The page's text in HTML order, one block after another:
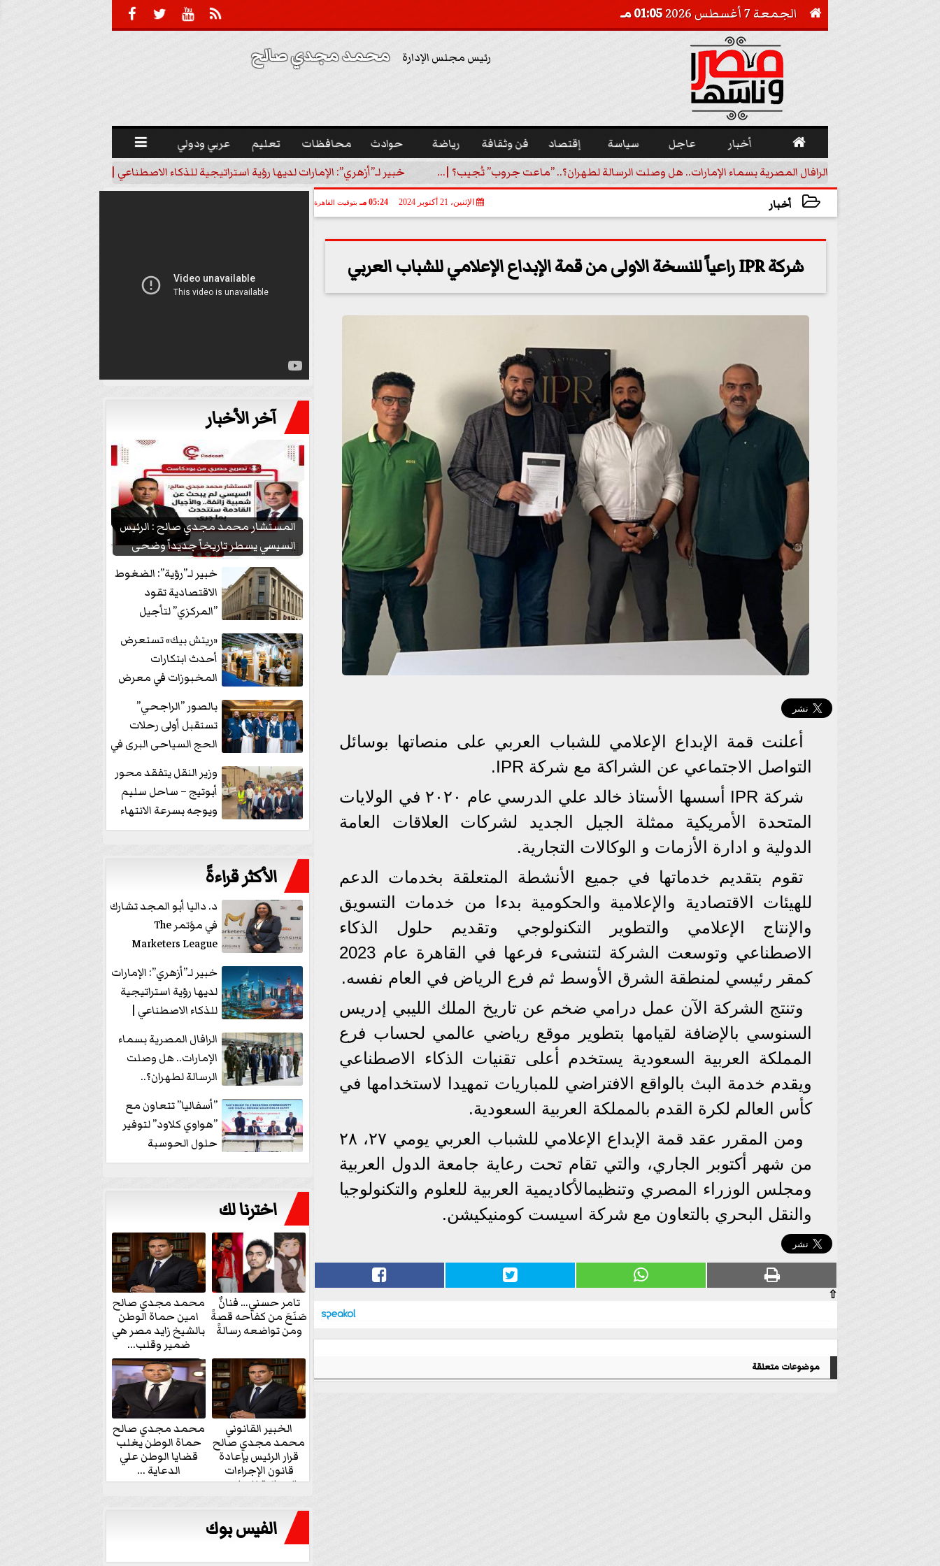
  

 الجمعة 7 أغسطس 2026 01:05 مـ
رئيس مجلس الإدارة محمد مجدي صالح
 أخبار عاجل سياسة إقتصاد فن وثقافة رياضة حوادث محافظات تعليم عربي ودولي 
الرافال المصرية بسماء الإمارات.. هل وصلت الرسالة لطهران؟.. ”ماعت جروب” تُجيب؟ |... خبير لـ”أزهري”: الإمارات لديها رؤية استراتيجية للذكاء الاصطناعي | فيديو
أخبار الإثنين، 21 أكتوبر 2024 05:24 مـ بتوقيت القاهرة
شركة IPR راعياً للنسخة الاولى من قمة الإبداع الإعلامي للشباب العربي
أعلنت قمة الإبداع الإعلامي للشباب العربي على منصاتھا بوسائل
التواصل الاجتماعي عن الشراكة مع شركة IPR.
شركة IPR أسسها الأستاذ خالد علي الدرسي عام ٢٠٢٠ في الولايات
المتحدة الأمريكية ممثلة الجيل الجديد لشركات العلاقات العامة
الدولية و ادارة الأزمات و الوكالات التجارية.
تقوم بتقديم خدماتها في جميع الأنشطة المتعلقة بخدمات الدعم
للهيئات الاقتصادية والإعلامية والحكومية بدءا من خدمات التسويق
والإنتاج الإعلامي والتطوير التكنولوجي وتقديم حلول الذكاء
الاصطناعي وتوسعت الشركة لتنشىء فرعها في القاهرة عام 2023
كمقر رئيسي لمنطقة الشرق الأوسط ثم فرع الرياض في العام نفسه.
وتنتج الشركة الآن عمل درامي ضخم عن تاريخ الملك الليبي إدريس
السنوسي بالإضافة لقيامها بتطوير موقع رياضي عالمي لحساب فرع
المملكة العربية السعودية يستخدم أعلى تقنيات الذكاء الاصطناعي
ويقدم خدمة البث بالواقع الافتراضي للمباريات تمهيدا لاستخدامها في
كأس العالم لكرة القدم بالمملكة العربية السعودية.
ومن المقرر عقد قمة الإبداع الإعلامي للشباب العربي یومي ٢٧، ٢٨
من شھر أكتوبر الجاري، والتي تقام تحت رعایة جامعة الدول العربیة
ومجلس الوزراء المصري وتنظیمالأكادیمیة العربیة للعلوم والتكنولوجیا
والنقل البحري بالتعاون مع شركة اسیست كومنیكیشن.
⇧
موضوعات متعلقة
آخر الأخبار
المستشار محمد مجدي صالح : الرئيس
السيسي يسطر تاريخاً جديداً وضحى
بشعبيته...
خبير لـ”رؤية”: الضغوط
الاقتصادية تقود
”المركزي” لتأجيل
«ريتش بيك» تستعرض
أحدث ابتكارات
المخبوزات في معرض
منتجات...
بالصور ”الراجحي”
تستقبل أولى رحلات
الحج السياحى البرى في
وزير النقل يتفقد محور
أبوتيج – ساحل سليم
ويوجه بسرعة الانتهاء
من...
الأكثر قراءةً
د. داليا أبو المجد تشارك
في مؤتمر The
Marketers League
وتدير جلسة...
خبير لـ”أزهري”: الإمارات
لديها رؤية استراتيجية
للذكاء الاصطناعي |
الرافال المصرية بسماء
الإمارات.. هل وصلت
الرسالة لطهران؟..
”ماعت جروب” تُجيب؟
|...
”أسفاليا” تتعاون مع
”هواوي كلاود” لتوفير
حلول الحوسبة
السحابية والأمن
اخترنا لك
تامر حسني… فنانٌ
صَنَعَ من كفاحه قصةً
ومن تواضعه رسالةً
محمد مجدي صالح
امين حماة الوطن
بالشيخ زايد مصر هي
ضمير وقلب...
الخبير القانوني
محمد مجدي صالح
قرار الرئيس بإعادة
قانون الإجراءات
الجنائية للنواب...
محمد مجدي صالح
حماة الوطن يغلب
قضايا الوطن علي
الدعاية ...
الفيس بوك